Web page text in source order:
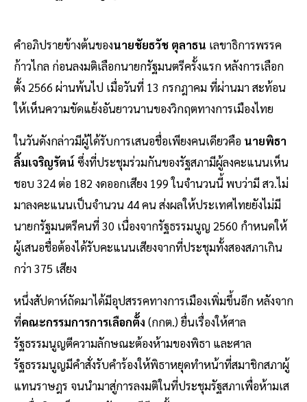
คำอภิปรายข้างต้นของนายชัยธวัช ตุลาธน เลขาธิการพรรค
ก้าวไกล ก่อนลงมติเลือกนายกรัฐมนตรีครั้งแรก หลังการเลือก
ตั้ง 2566 ผ่านพ้นไป เมื่อวันที่ 13 กรกฎาคม ที่ผ่านมา สะท้อน
ให้เห็นความขัดแย้งอันยาวนานของวิกฤตทางการเมืองไทย
ในวันดังกล่าวมีผู้ได้รับการเสนอชื่อเพียงคนเดียวคือ นายพิธา
ลิ้มเจริญรัตน์ ซึ่งที่ประชุมร่วมกันของรัฐสภามีผู้ลงคะแนนเห็น
ชอบ 324 ต่อ 182 งดออกเสียง 199 ในจำนวนนี้ พบว่ามี สว.ไม่
มาลงคะแนนเป็นจำนวน 44 คน ส่งผลให้ประเทศไทยยังไม่มี
นายกรัฐมนตรีคนที่ 30 เนื่องจากรัฐธรรมนูญ 2560 กำหนดให้
ผู้เสนอชื่อต้องได้รับคะแนนเสียงจากที่ประชุมทั้งสองสภาเกิน
กว่า 375 เสียง
หนึ่งสัปดาห์ถัดมาได้มีอุปสรรคทางการเมืองเพิ่มขึ้นอีก หลังจาก
ที่คณะกรรมการการเลือกตั้ง (กกต.) ยื่นเรื่องให้ศาล
รัฐธรรมนูญตีความลักษณะต้องห้ามของพิธา และศาล
รัฐธรรมนูญมีคำสั่งรับคำร้องให้พิธาหยุดทำหน้าที่สมาชิกสภาผู้
แทนราษฎร จนนำมาสู่การลงมติในที่ประชุมรัฐสภาเพื่อห้ามเส